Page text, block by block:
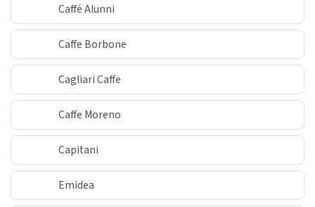
Caffé Alunni
Caffe Borbone
Cagliari Caffe
Caffe Moreno
Capitani
Emidea